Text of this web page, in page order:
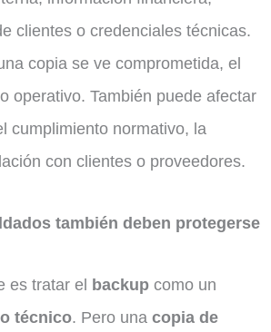
clientes o credenciales técnicas.
copia se ve comprometida, el
operativo. También puede afectar
cumplimiento normativo, la
con clientes o proveedores.
también deben protegerse
es tratar el backup como un
técnico. Pero una copia de